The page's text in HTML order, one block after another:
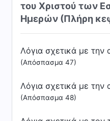
του Χριστού των
Ημερών (Πλήρη
Λόγια σχετικά με την
Λόγια σχετικά με την
(Απόσπασμα 47)
Λόγια σχετικά με την
(Απόσπασμα 48)